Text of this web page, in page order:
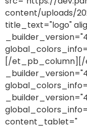
content/uploads/
title_text="logo"
[/
content_tablet="